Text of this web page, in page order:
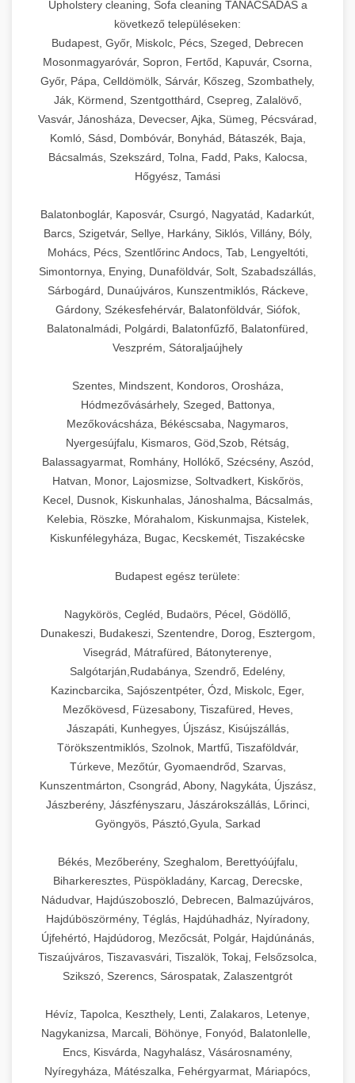
Upholstery cleaning, Sofa cleaning TANÁCSADÁS a
következő településeken:
Budapest, Győr, Miskolc, Pécs, Szeged, Debrecen
Mosonmagyaróvár, Sopron, Fertőd, Kapuvár, Csorna,
Győr, Pápa, Celldömölk, Sárvár, Kőszeg, Szombathely,
Ják, Körmend, Szentgotthárd, Csepreg, Zalalövő,
Vasvár, Jánosháza, Devecser, Ajka, Sümeg, Pécsvárad,
Komló, Sásd, Dombóvár, Bonyhád, Bátaszék, Baja,
Bácsalmás, Szekszárd, Tolna, Fadd, Paks, Kalocsa,
Hőgyész, Tamási
Balatonboglár, Kaposvár, Csurgó, Nagyatád, Kadarkút,
Barcs, Szigetvár, Sellye, Harkány, Siklós, Villány, Bóly,
Mohács, Pécs, Szentlőrinc Andocs, Tab, Lengyeltóti,
Simontornya, Enying, Dunaföldvár, Solt, Szabadszállás,
Sárbogárd, Dunaújváros, Kunszentmiklós, Ráckeve,
Gárdony, Székesfehérvár, Balatonföldvár, Siófok,
Balatonalmádi, Polgárdi, Balatonfűzfő, Balatonfüred,
Veszprém, Sátoraljaújhely
Szentes, Mindszent, Kondoros, Orosháza,
Hódmezővásárhely, Szeged, Battonya,
Mezőkovácsháza, Békéscsaba, Nagymaros,
Nyergesújfalu, Kismaros, Göd,Szob, Rétság,
Balassagyarmat, Romhány, Hollókő, Szécsény, Aszód,
Hatvan, Monor, Lajosmizse, Soltvadkert, Kiskőrös,
Kecel, Dusnok, Kiskunhalas, Jánoshalma, Bácsalmás,
Kelebia, Röszke, Mórahalom, Kiskunmajsa, Kistelek,
Kiskunfélegyháza, Bugac, Kecskemét, Tiszakécske
Budapest egész területe:
Nagykörös, Cegléd, Budaörs, Pécel, Gödöllő,
Dunakeszi, Budakeszi, Szentendre, Dorog, Esztergom,
Visegrád, Mátrafüred, Bátonyterenye,
Salgótarján,Rudabánya, Szendrő, Edelény,
Kazincbarcika, Sajószentpéter, Ózd, Miskolc, Eger,
Mezőkövesd, Füzesabony, Tiszafüred, Heves,
Jászapáti, Kunhegyes, Újszász, Kisújszállás,
Törökszentmiklós, Szolnok, Martfű, Tiszaföldvár,
Túrkeve, Mezőtúr, Gyomaendrőd, Szarvas,
Kunszentmárton, Csongrád, Abony, Nagykáta, Újszász,
Jászberény, Jászfényszaru, Jászárokszállás, Lőrinci,
Gyöngyös, Pásztó,Gyula, Sarkad
Békés, Mezőberény, Szeghalom, Berettyóújfalu,
Biharkeresztes, Püspökladány, Karcag, Derecske,
Nádudvar, Hajdúszoboszló, Debrecen, Balmazújváros,
Hajdúböszörmény, Téglás, Hajdúhadház, Nyíradony,
Újfehértó, Hajdúdorog, Mezőcsát, Polgár, Hajdúnánás,
Tiszaújváros, Tiszavasvári, Tiszalök, Tokaj, Felsőzsolca,
Szikszó, Szerencs, Sárospatak, Zalaszentgrót
Hévíz, Tapolca, Keszthely, Lenti, Zalakaros, Letenye,
Nagykanizsa, Marcali, Böhönye, Fonyód, Balatonlelle,
Encs, Kisvárda, Nagyhalász, Vásárosnamény,
Nyíregyháza, Mátészalka, Fehérgyarmat, Máriapócs,